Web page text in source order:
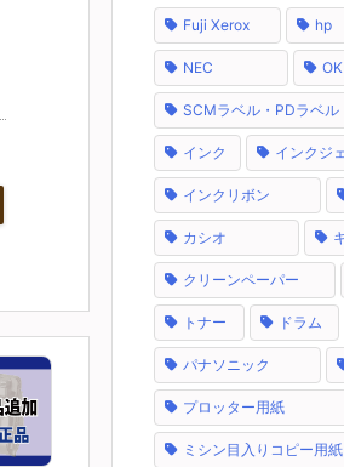
Fuji Xerox hp
NEC
SCMラベル・PDラベル
インク インクジ
インクリボン
カシオ
クリーンペーパー
トナー ドラム
パナソニック
プロッター用紙
ミシン目入りコピー用紙